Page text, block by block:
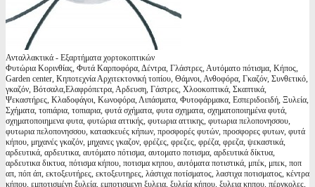
Ανταλλακτικά - Εξαρτήματα χορτοκοπτικών
Φυτώρια Κορινθίας, Φυτά Καρποφόρα, Δέντρα, Γλάστρες, Αυτόματο πότισμα, Κήπος,
Garden center, Κηποτεχνία Αρχιτεκτονική τοπίου, Θάμνοι, Ανθοφόρα, Γκαζόν, Συνθετικό,
γκαζόν, Βότσαλα,Ελαφρόπετρα, Αρδευση, Γάστρες, Χλοοκοπτικά, Σκαπτικά,
Ψεκαστήρες, Κλαδοφάγοι, Κωνοφόρα, Λιπάσματα, Φυτοφάρμακα, Εσπεριδοειδή, Ξυλεία,
Σχήματα, τοπιάρια, τοπιαρια, φυτά σχήματα, φυτα σχηματα, σχηματοποιημένα φυτά,
σχηματοποιημενα φυτα, φυτώρια αττικής, φυτωρια αττικης, φυτωρια πελοπονησσου,
φυτωρια πελοπονησσου, κατασκευές κήπων, προσφορές φυτών, προσφορες φυτων, φυτά
κήπου, μηχανές γκαζόν, μηχανες γκαζον, φρέζες, φρεζες, φρέζα, φρεζα, ψεκαστικά,
αρδευτικά, αρδευτικα, αυτόματο πότισμα, αυτοματο ποτισμα, αρδευτικά δίκτυα,
αρδευτικα δικτυα, πότισμα κήπου, ποτισμα κηπου, αυτόματα ποτιστικά, μπέκ, μπεκ, ποπ
απ, πόπ άπ, εκτοξευτήρες, εκτοξευτηρες, λάστιχα ποτίσματος, λαστιχα ποτισματος, κέντρα
κήπου, εμποτισμένη ξυλεία, εμποτισμενη ξυλεια, ξυλεία κήπου, ξυλεια κηπου, πέργκολες,